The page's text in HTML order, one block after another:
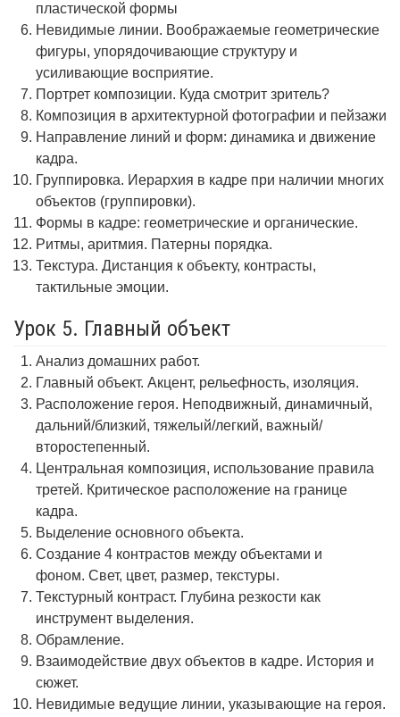
пластической формы
Невидимые линии. Воображаемые геометрические
фигуры, упорядочивающие структуру и
усиливающие восприятие.
Портрет композиции. Куда смотрит зритель?
Композиция в архитектурной фотографии и пейзажи
Направление линий и форм: динамика и движение
кадра.
Группировка. Иерархия в кадре при наличии многих
объектов (группировки).
Формы в кадре: геометрические и органические.
Ритмы, аритмия. Патерны порядка.
Текстура. Дистанция к объекту, контрасты,
тактильные эмоции.
Урок 5. Главный объект
Анализ домашних работ.
Главный объект. Акцент, рельефность, изоляция.
Расположение героя. Неподвижный, динамичный,
дальний/близкий, тяжелый/легкий, важный/
второстепенный.
Центральная композиция, использование правила
третей. Критическое расположение на границе
кадра.
Выделение основного объекта.
Создание 4 контрастов между объектами и
фоном. Свет, цвет, размер, текстуры.
Текстурный контраст. Глубина резкости как
инструмент выделения.
Обрамление.
Взаимодействие двух объектов в кадре. История и
сюжет.
Невидимые ведущие линии, указывающие на героя.